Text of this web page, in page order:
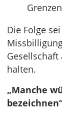
Die Folge
halten.
„Manche